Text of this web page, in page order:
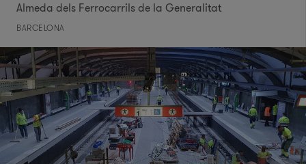
Almeda dels Ferrocarrils de la Generalitat
BARCELONA